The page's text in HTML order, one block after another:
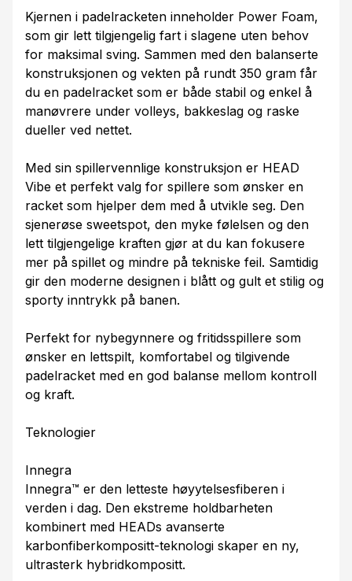
Kjernen i padelracketen inneholder Power Foam,
som gir lett tilgjengelig fart i slagene uten behov
for maksimal sving. Sammen med den balanserte
konstruksjonen og vekten på rundt 350 gram får
du en padelracket som er både stabil og enkel å
manøvrere under volleys, bakkeslag og raske
dueller ved nettet.
Med sin spillervennlige konstruksjon er HEAD
Vibe et perfekt valg for spillere som ønsker en
racket som hjelper dem med å utvikle seg. Den
sjenerøse sweetspot, den myke følelsen og den
lett tilgjengelige kraften gjør at du kan fokusere
mer på spillet og mindre på tekniske feil. Samtidig
gir den moderne designen i blått og gult et stilig og
sporty inntrykk på banen.
Perfekt for nybegynnere og fritidsspillere som
ønsker en lettspilt, komfortabel og tilgivende
padelracket med en god balanse mellom kontroll
og kraft.
Teknologier
Innegra
Innegra™ er den letteste høyytelsesfiberen i
verden i dag. Den ekstreme holdbarheten
kombinert med HEADs avanserte
karbonfiberkompositt-teknologi skaper en ny,
ultrasterk hybridkompositt.